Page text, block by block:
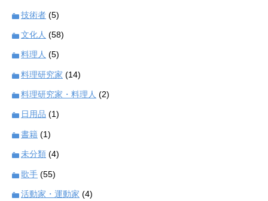
技術者 (5)
文化人 (58)
料理人 (5)
料理研究家 (14)
料理研究家・料理人 (2)
日用品 (1)
書籍 (1)
未分類 (4)
歌手 (55)
活動家・運動家 (4)